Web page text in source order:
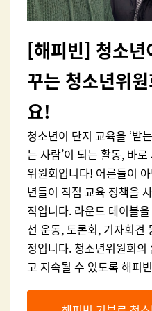
[해피빈] 청소
꾸는 청소년위
요!
청소년이 단지 교육을 ‘받
는 사람’이 되는 활동, 바로
위원회입니다! 어른들이
년들이 직접 교육 정책을
직입니다. 라운드 테이블
선 운동,토론회, 기자회견
정입니다. 청소년위원회의
고 지속될 수 있도록 해피